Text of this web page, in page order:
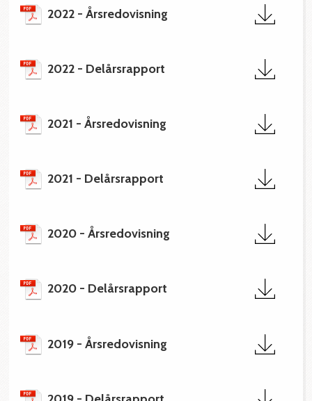
2022 - Årsredovisning
2022 - Delårsrapport
2021 - Årsredovisning
2021 - Delårsrapport
2020 - Årsredovisning
2020 - Delårsrapport
2019 - Årsredovisning